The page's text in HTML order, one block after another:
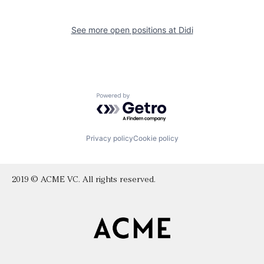
See more open positions at Didi
Powered by Getro.com
Privacy policyCookie policy
2019 © ACME VC. All rights reserved.